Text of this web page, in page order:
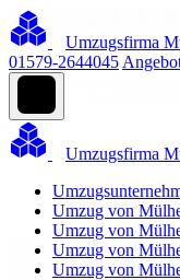
Umzugsfirma
01579-2644045
Umzugsfirma
Umzug von
Umzug von
Umzug von
Umzug von